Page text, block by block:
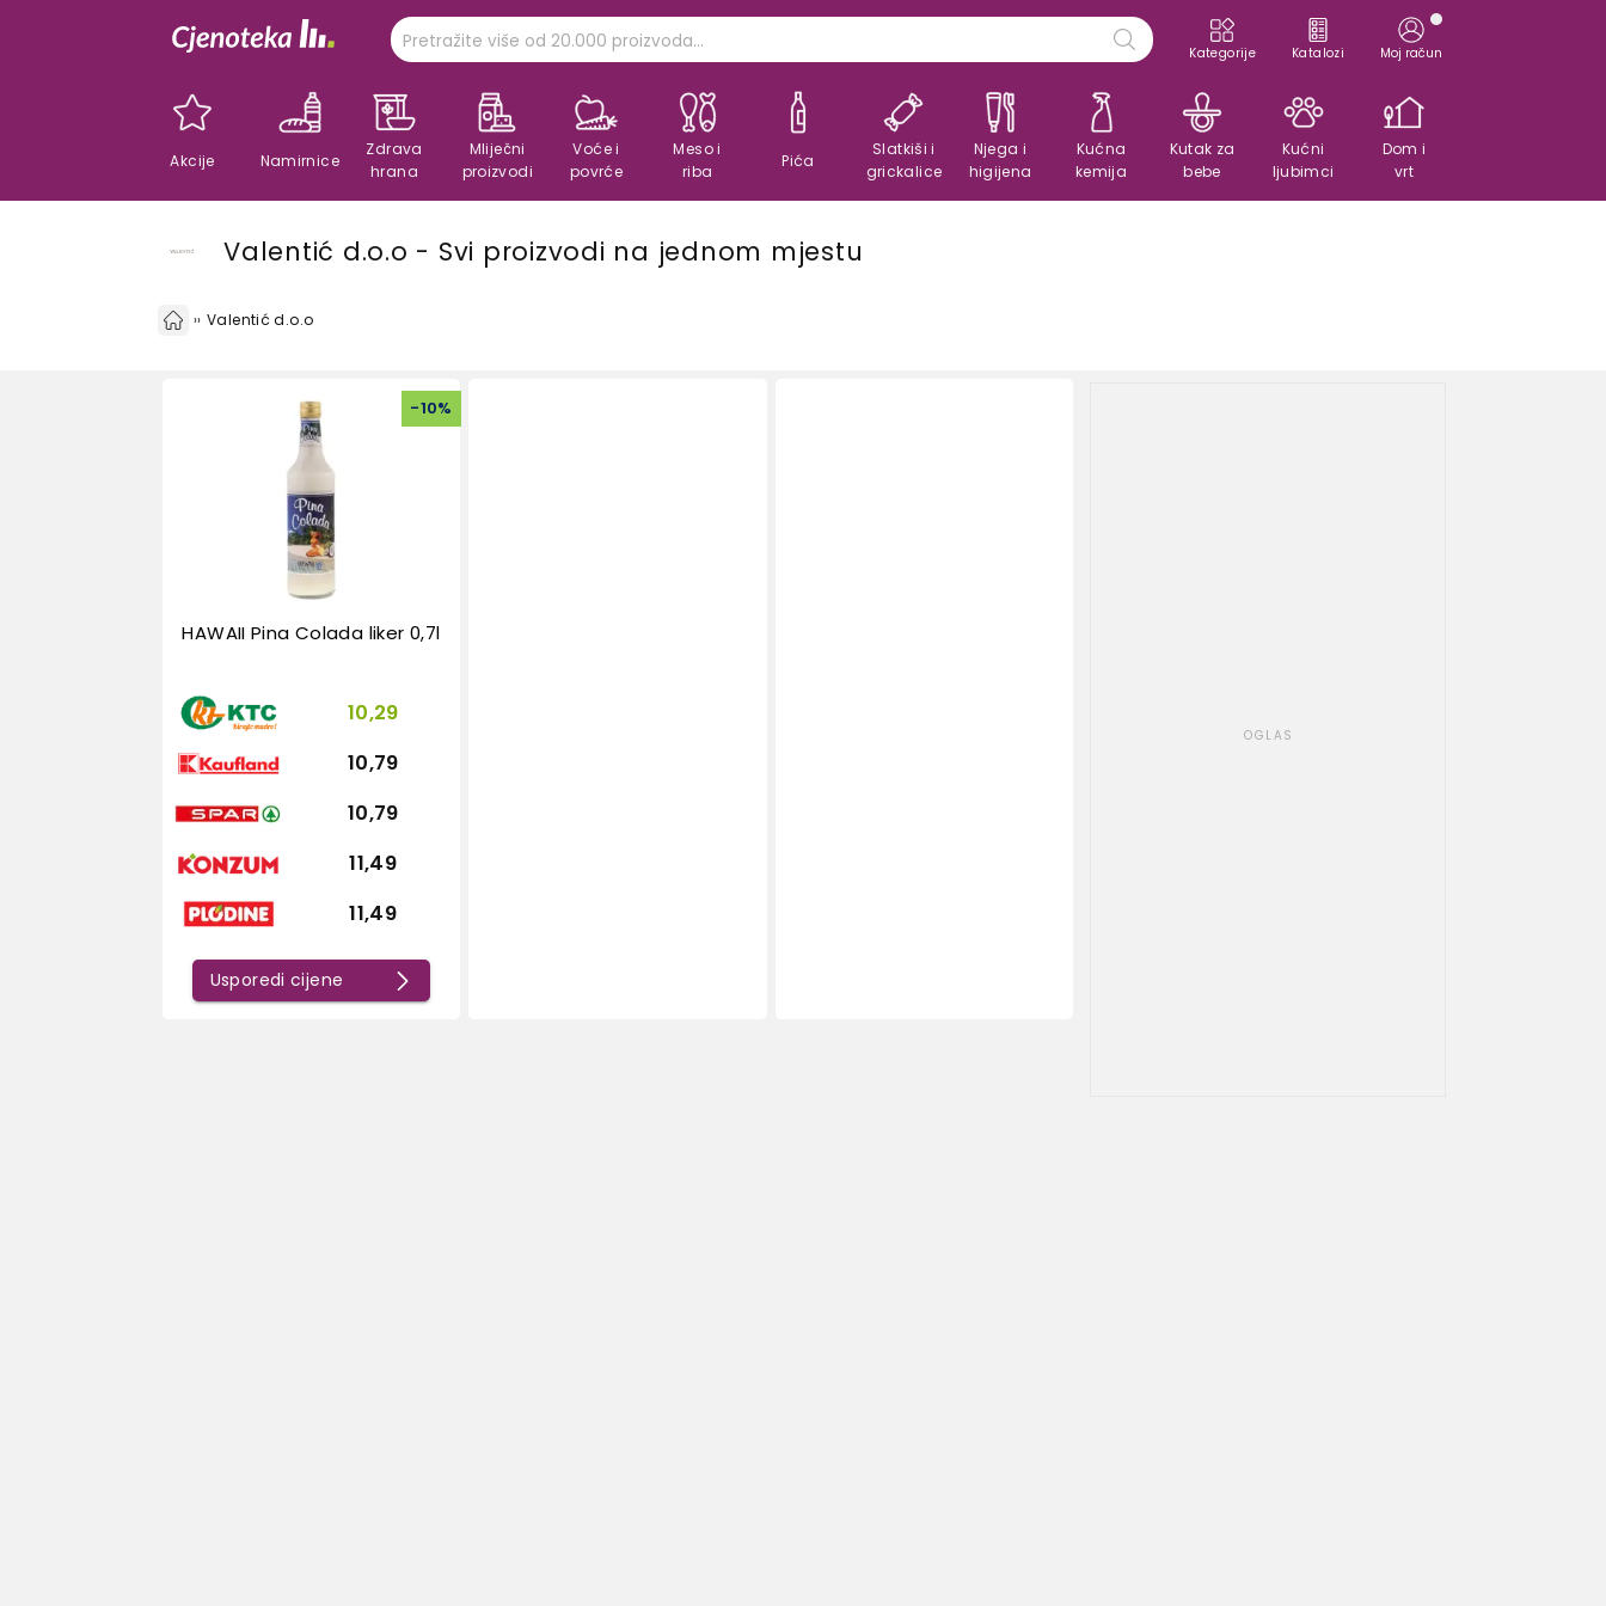
Kategorije Katalozi Moj račun
Akcije Namirnice
Zdrava
hrana
Mliječni
proizvodi
Voće i
povrće
Meso i
riba
Pića
Slatkiši i
grickalice
Njega i
higijena
Kućna
kemija
Kutak za
bebe
Kućni
ljubimci
Dom i
vrt
Valentić d.o.o - Svi proizvodi na jednom mjestu
Valentić d.o.o
-10%
HAWAII Pina Colada liker 0,7l
10,29
10,79
10,79
11,49
11,49
Usporedi cijene